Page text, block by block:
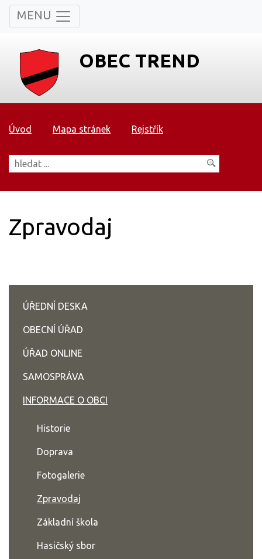
MENU
OBEC TREND
Úvod Mapa stránek Rejstřík
Zpravodaj
ÚŘEDNÍ DESKA
OBECNÍ ÚŘAD
ÚŘAD ONLINE
SAMOSPRÁVA
INFORMACE O OBCI
Historie
Doprava
Fotogalerie
Zpravodaj
Základní škola
Hasičský sbor